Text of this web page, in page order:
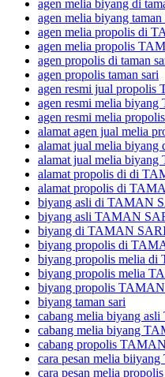
agen melia biyang di
agen melia biyang taman
agen melia propolis di
agen melia propolis
agen propolis di taman
agen propolis taman sari
agen resmi jual
agen resmi melia
agen resmi melia
alamat agen jual melia
alamat jual melia
alamat jual melia
alamat propolis di di
alamat propolis di
biyang asli di TAMAN
biyang asli TAMAN
biyang di TAMAN
biyang propolis di
biyang propolis melia
biyang propolis melia
biyang propolis
biyang taman sari
cabang melia biyang
cabang melia biyang
cabang propolis
cara pesan melia
cara pesan melia